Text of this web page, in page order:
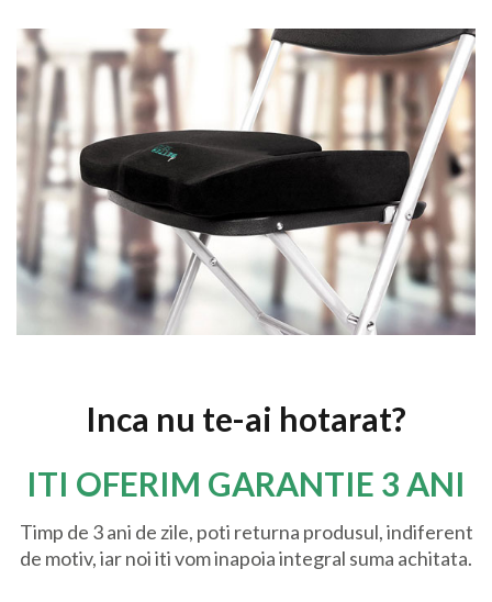
Inca nu te-ai hotarat?
ITI OFERIM GARANTIE 3 ANI
Timp de 3 ani de zile, poti returna produsul, indiferent
de motiv, iar noi iti vom inapoia integral suma achitata.